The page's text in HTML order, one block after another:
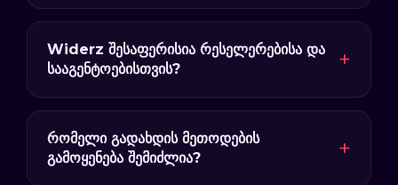
Widerz შესაფერისია რესელერებისა და
სააგენტოებისთვის?
რომელი გადახდის მეთოდების
გამოყენება შემიძლია?